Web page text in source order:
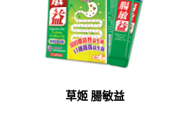
草姬 腸敏益